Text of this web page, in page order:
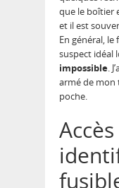
que le boîtier
et il est
En général, le
suspect idéal
impossible.
armé de mon
poche.